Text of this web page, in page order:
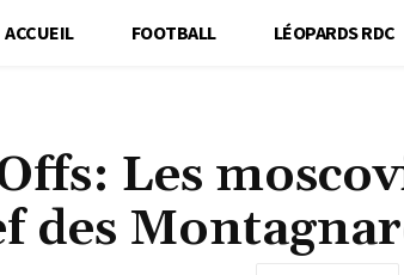
ACCUEIL FOOTBALL LÉOPARDS RDC
Les
des